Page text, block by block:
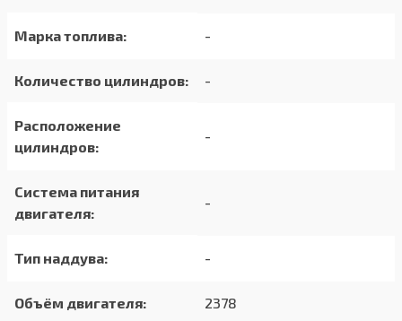
Марка топлива: -
Количество цилиндров: -
Расположение
цилиндров:
-
Система питания
двигателя:
-
Тип наддува: -
Объём двигателя: 2378